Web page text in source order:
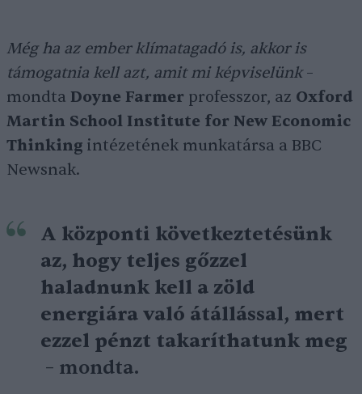
Még ha az ember klímatagadó is, akkor is
támogatnia kell azt, amit mi képviselünk–
mondta Doyne Farmer professzor, az Oxford
Martin School Institute for New Economic
Thinking intézetének munkatársa a BBC
Newsnak.
A központi következtetésünk
az, hogy teljes gőzzel
haladnunk kell a zöld
energiára való átállással, mert
ezzel pénzt takaríthatunk meg
– mondta.